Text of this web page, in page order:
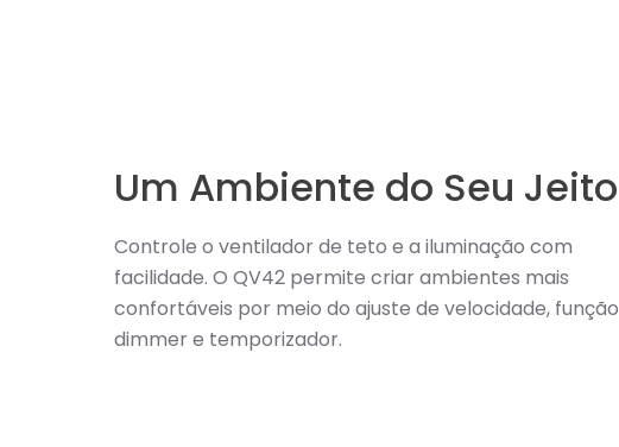
Um Ambiente do Seu Jeito
Controle o ventilador de teto e a iluminação com
facilidade. O QV42 permite criar ambientes mais
confortáveis por meio do ajuste de velocidade, função
dimmer e temporizador.